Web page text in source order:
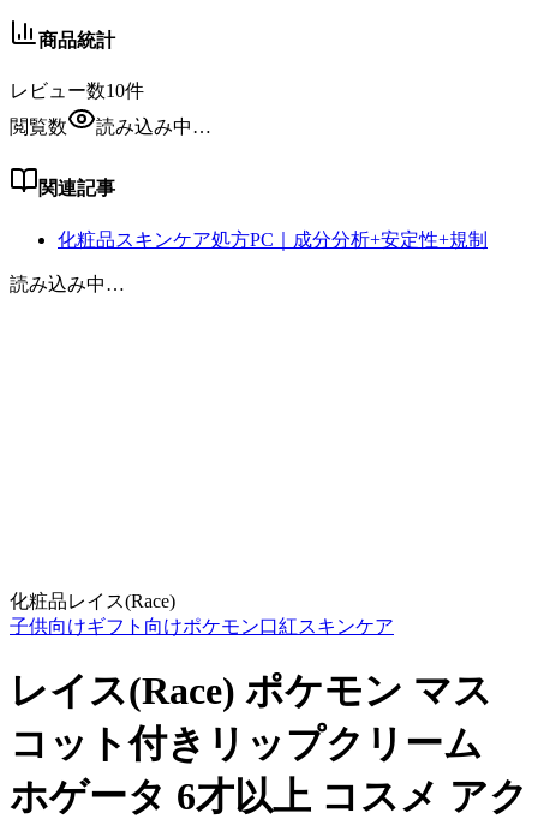
商品統計
レビュー数10件
閲覧数
読み込み中…
関連記事
化粧品スキンケア処方PC｜成分分析+安定性+規制
読み込み中…
化粧品レイス(Race)
子供向けギフト向けポケモン口紅スキンケア
レイス(Race) ポケモン マス
コット付きリップクリーム
ホゲータ 6才以上 コスメ アク